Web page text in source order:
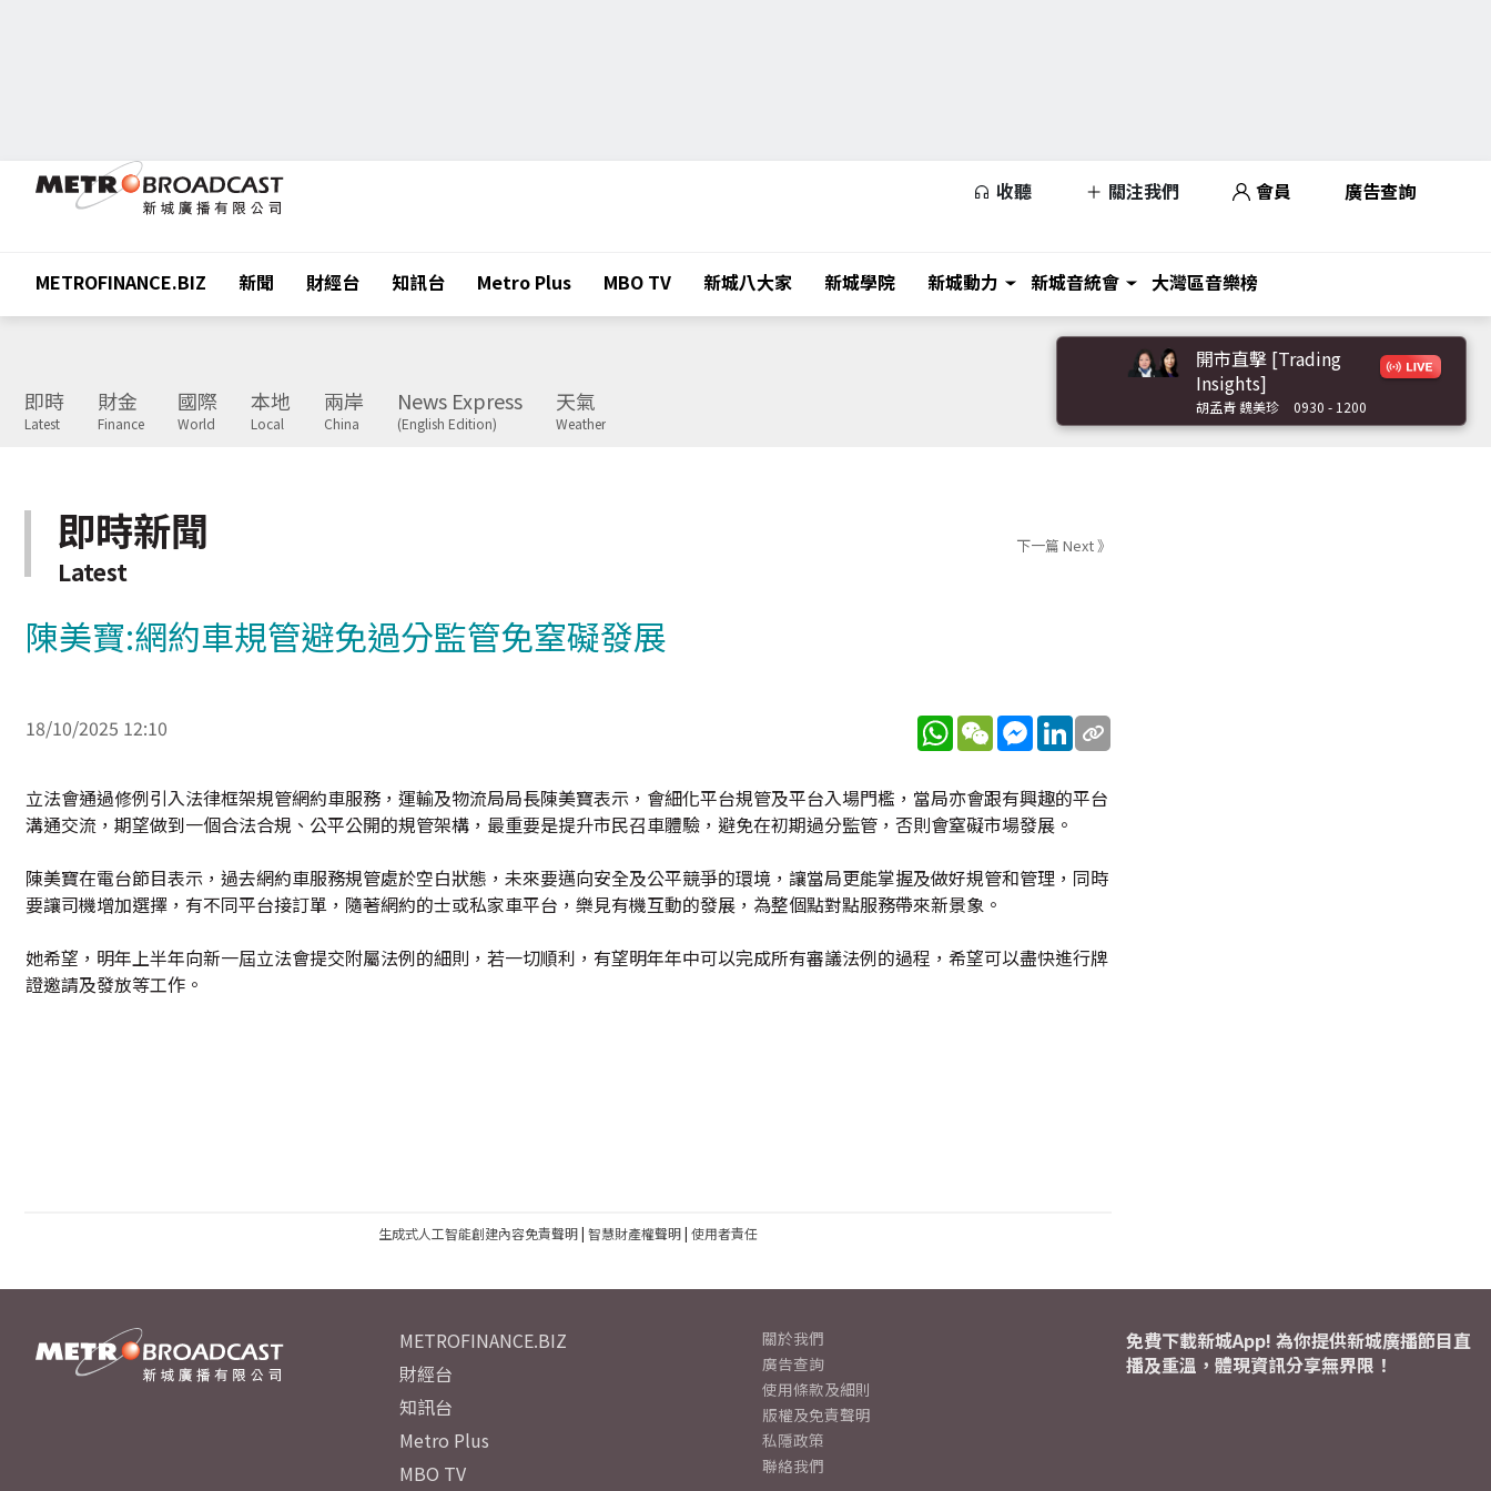
收聽 關注我們 會員 廣告查詢
METROFINANCE.BIZ 新聞 財經台 知訊台 Metro Plus MBO TV 新城八大家 新城學院 新城動力 新城音統會 大灣區音樂榜
即時
Latest
財金
Finance
國際
World
本地
Local
兩岸
China
News Express
(English Edition)
天氣
Weather
開市直擊 [Trading
Insights]
胡孟青 魏美珍 0930 - 1200
即時新聞
Latest
下一篇 Next 》
陳美寶:網約車規管避免過分監管免窒礙發展
18/10/2025 12:10 WhatsApp
WeChatMessenger
LinkedIn
立法會通過修例引入法律框架規管網約車服務，運輸及物流局局長陳美寶表示，會細化平台規管及平台入場門檻，當局亦會跟有興趣的平台
溝通交流，期望做到一個合法合規、公平公開的規管架構，最重要是提升市民召車體驗，避免在初期過分監管，否則會窒礙市場發展。
陳美寶在電台節目表示，過去網約車服務規管處於空白狀態，未來要邁向安全及公平競爭的環境，讓當局更能掌握及做好規管和管理，同時
要讓司機增加選擇，有不同平台接訂單，隨著網約的士或私家車平台，樂見有機互動的發展，為整個點對點服務帶來新景象。
她希望，明年上半年向新一屆立法會提交附屬法例的細則，若一切順利，有望明年年中可以完成所有審議法例的過程，希望可以盡快進行牌
證邀請及發放等工作。
生成式人工智能創建內容免責聲明| 智慧財產權聲明| 使用者責任
METROFINANCE.BIZ
財經台
知訊台
Metro Plus
MBO TV
關於我們
廣告查詢
使用條款及細則
版權及免責聲明
私隱政策
聯絡我們
免費下載新城App! 為你提供新城廣播節目直
播及重溫，體現資訊分享無界限！